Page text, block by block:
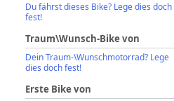
Du fährst dieses Bike? Lege dies doch
fest!
Traum\Wunsch-Bike von
Dein Traum-\Wunschmotorrad? Lege
dies doch fest!
Erste Bike von